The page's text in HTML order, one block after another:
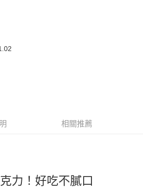
含以上)免運費
含以上)免運費
相關推薦
力！好吃不膩口